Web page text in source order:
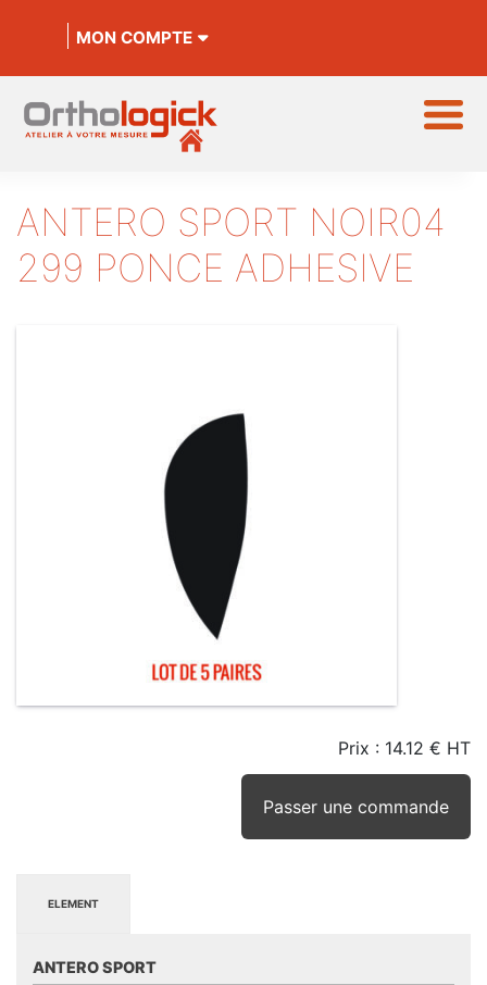
MON COMPTE
ANTERO SPORT NOIR04
299 PONCE ADHESIVE
STOCK
Prix : 14.12 € HT
Passer une commande
ELEMENT
ANTERO SPORT